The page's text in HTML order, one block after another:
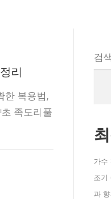
리
한 복용법,
족도리풀
검
가수
조기
과